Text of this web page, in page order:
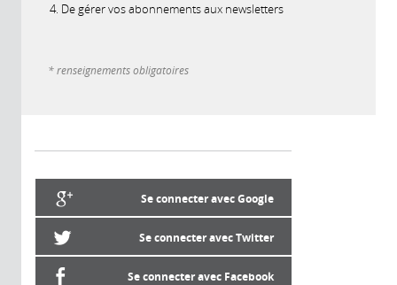
De gérer vos abonnements aux newsletters
* renseignements obligatoires
Se connecter avec Google
Se connecter avec Twitter
Se connecter avec Facebook